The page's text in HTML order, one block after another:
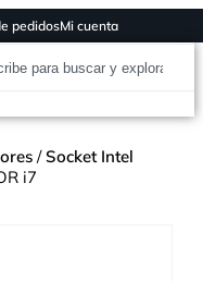
pedidosMi cuenta
/Socket Intel
i7